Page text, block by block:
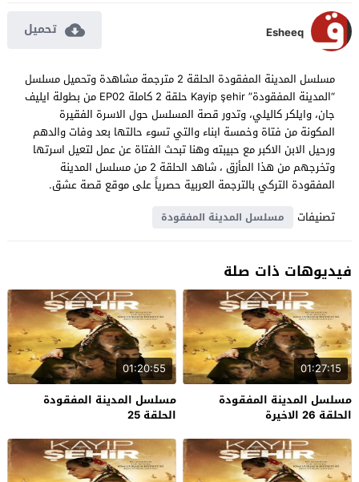
Esheeq تحميل
مسلسل المدينة المفقودة الحلقة 2 مترجمة مشاهدة وتحميل مسلسل
“المدينة المفقودة” Kayip şehir حلقة 2 كاملة EP02 من بطولة ايليف
جان، وايلكر كاليلي، وتدور قصة المسلسل حول الاسرة الفقيرة
المكونة من فتاة وخمسة ابناء والتي تسوء حالتها بعد وفات والدهم
ورحيل الابن الاكبر مع حبيبته وهنا تبحث الفتاة عن عمل لتعيل اسرتها
وتخرجهم من هذا المأزق ، شاهد الحلقة 2 من مسلسل المدينة
المفقودة التركي بالترجمة العربية حصرياً على موقع قصة عشق.
تصنيفات
مسلسل المدينة المفقودة
فيديوهات ذات صلة
01:27:15
مسلسل المدينة المفقودة
الحلقة 26 الاخيرة
01:20:55
مسلسل المدينة المفقودة
الحلقة 25